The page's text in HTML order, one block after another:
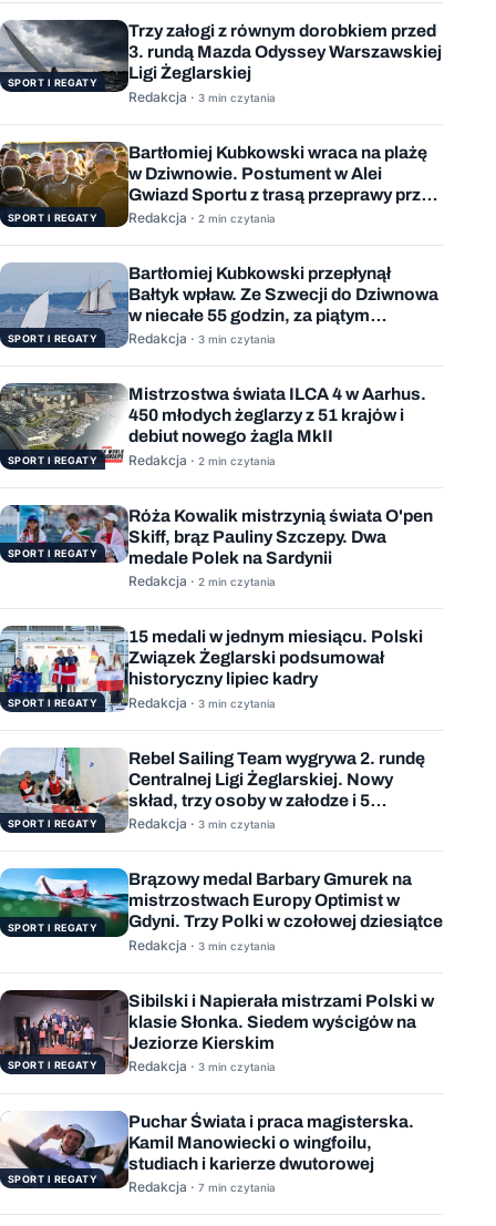
SPORT I REGATY
Trzy załogi z równym dorobkiem przed
3. rundą Mazda Odyssey Warszawskiej
Ligi Żeglarskiej
Redakcja · 3 min czytania
SPORT I REGATY
Bartłomiej Kubkowski wraca na plażę
w Dziwnowie. Postument w Alei
Gwiazd Sportu z trasą przeprawy przez
Bałtyk
Redakcja · 2 min czytania
SPORT I REGATY
Bartłomiej Kubkowski przepłynął
Bałtyk wpław. Ze Szwecji do Dziwnowa
w niecałe 55 godzin, za piątym
podejściem
Redakcja · 3 min czytania
SPORT I REGATY
Mistrzostwa świata ILCA 4 w Aarhus.
450 młodych żeglarzy z 51 krajów i
debiut nowego żagla MkII
Redakcja · 2 min czytania
SPORT I REGATY
Róża Kowalik mistrzynią świata O'pen
Skiff, brąz Pauliny Szczepy. Dwa
medale Polek na Sardynii
Redakcja · 2 min czytania
SPORT I REGATY
15 medali w jednym miesiącu. Polski
Związek Żeglarski podsumował
historyczny lipiec kadry
Redakcja · 3 min czytania
SPORT I REGATY
Rebel Sailing Team wygrywa 2. rundę
Centralnej Ligi Żeglarskiej. Nowy
skład, trzy osoby w załodze i 5
wygranych wyścigów
Redakcja · 3 min czytania
SPORT I REGATY
Brązowy medal Barbary Gmurek na
mistrzostwach Europy Optimist w
Gdyni. Trzy Polki w czołowej dziesiątce
Redakcja · 3 min czytania
SPORT I REGATY
Sibilski i Napierała mistrzami Polski w
klasie Słonka. Siedem wyścigów na
Jeziorze Kierskim
Redakcja · 3 min czytania
SPORT I REGATY
Puchar Świata i praca magisterska.
Kamil Manowiecki o wingfoilu,
studiach i karierze dwutorowej
Redakcja · 7 min czytania